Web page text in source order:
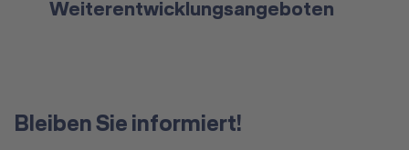
Weiterentwicklungsangeboten
Bleiben Sie informiert!